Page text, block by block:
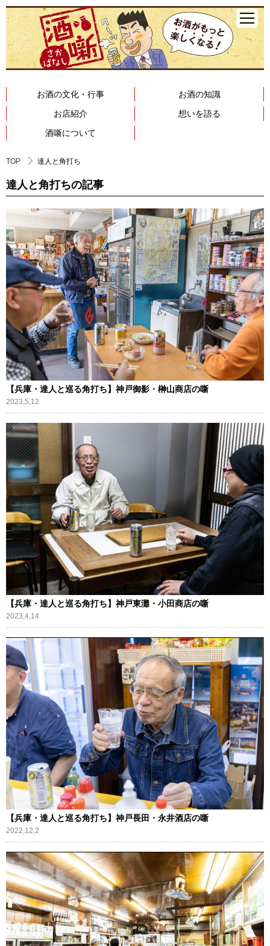
お酒の文化・行事
お酒の知識
お店紹介
想いを語る
酒噺について
TOP 達人と角打ち
達人と角打ちの記事
【兵庫・達人と巡る角打ち】神戸御影・榊山商店の噺
2023,5,12
【兵庫・達人と巡る角打ち】神戸東灘・小田商店の噺
2023,4,14
【兵庫・達人と巡る角打ち】神戸長田・永井酒店の噺
2022,12,2